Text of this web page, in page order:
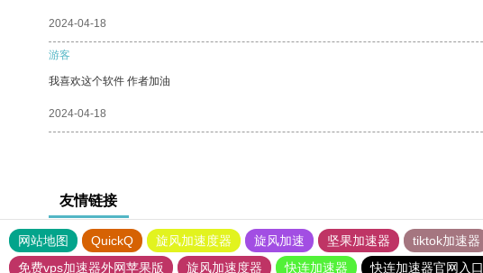
2024-04-18
游客
我喜欢这个软件 作者加油
2024-04-18
友情链接
网站地图 QuickQ 旋风加速度器 旋风加速 坚果加速器 tiktok加速器
免费vps加速器外网苹果版
旋风加速度器 快连加速器 快连加速器官网入口